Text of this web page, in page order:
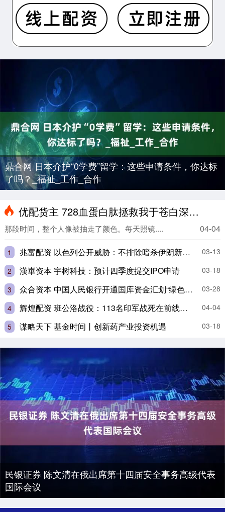
鼎合网 日本介护“0学费”留学：这些申请条件，你达标
了吗？_福祉_工作_合作
优配货主 728血蛋白肽拯救我于苍白深渊_表姐_金色_成分
04-04
那段时间，整个人像被抽走了颜色。每天照镜....
1 兆富配资 以色列公开威胁：不排除暗杀伊朗新领袖的可能性
03-13
2
漢崋资本 宇树科技：预计四季度提交IPO申请
03-18
3
众合资本 中国人民银行开通国库资金汇划“绿色通道” 支持防汛抢险救灾
03-28
4
辉煌配资 班公洛战役：113名印军战死在前线，被印度视为耻辱，子女遭开除_士兵_沙坦·辛格_中国军队
04-04
5
谋略天下 基金时间丨创新药产业投资机遇 03-18
民银证券 陈文清在俄出席第十四届安全事务高级代表
国际会议